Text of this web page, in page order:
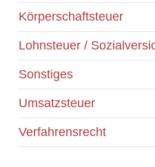
Körperschaftsteuer
Lohnsteuer /
Sonstiges
Umsatzsteuer
Verfahrensrecht